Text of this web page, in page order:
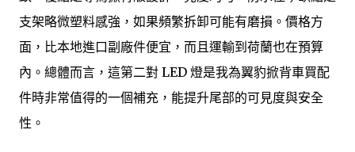
支架略微塑料感強，如果頻繁拆卸可能有磨損。價格方
面，比本地進口副廠件便宜，而且運輸到荷蘭也在預算
內。總體而言，這第二對 LED 燈是我為翼豹掀背車買配
件時非常值得的一個補充，能提升尾部的可見度與安全
性。